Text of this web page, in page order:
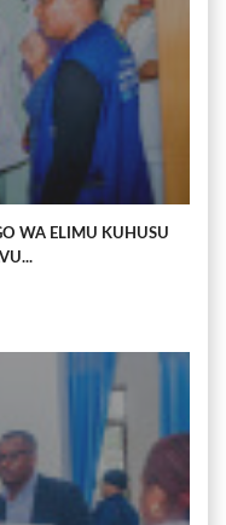
WA ELIMU KUHUSU